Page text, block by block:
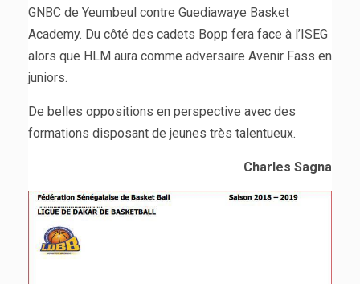
GNBC de Yeumbeul contre Guediawaye Basket
Academy. Du côté des cadets Bopp fera face à l’ISEG
alors que HLM aura comme adversaire Avenir Fass en
juniors.
De belles oppositions en perspective avec des
formations disposant de jeunes très talentueux.
Charles Sagna